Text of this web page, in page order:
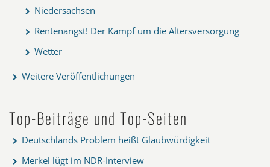
Niedersachsen
Rentenangst! Der Kampf um die Altersversorgung
Wetter
Weitere Veröffentlichungen
Top-Beiträge und Top-Seiten
Deutschlands Problem heißt Glaubwürdigkeit
Merkel lügt im NDR-Interview